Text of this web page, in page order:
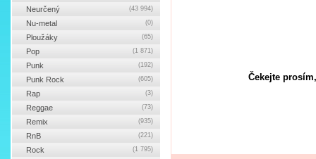
Čekejte
Neurčený (43 994)
Nu-metal (0)
Ploužáky (65)
Pop (1 871)
Punk (192)
Punk Rock (605)
Rap (3)
Reggae (73)
Remix (935)
RnB (221)
Rock (1 795)